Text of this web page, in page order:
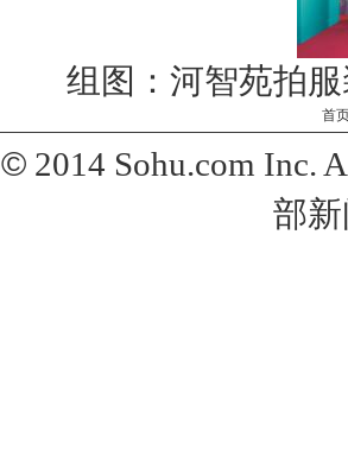
组图：河智苑拍
首
©2014 Sohu.com Inc.
部